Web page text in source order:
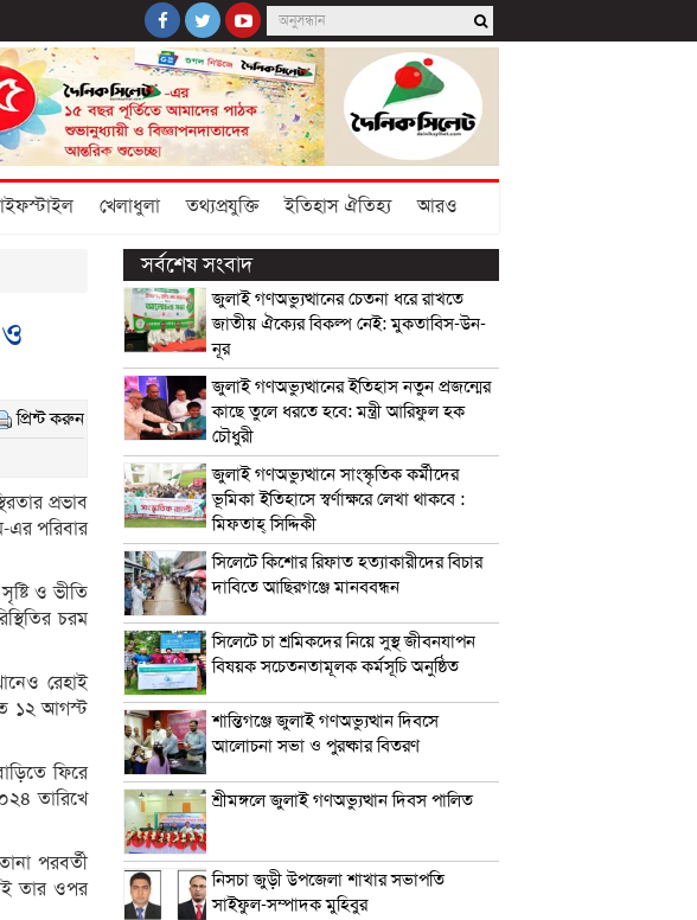
খেলাধুলা তথ্যপ্রযুক্তি ইতিহাস ঐতিহ্য আরও
প্রিন্ট করুন
প্রভাব
এর পরিবার
ও ভীতি
চরম
রেহাই
১২ আগস্ট
ফিরে
তারিখে
পরবর্তী
তার ওপর
সর্বশেষ সংবাদ
জুলাই গণঅভ্যুত্থানের চেতনা ধরে রাখতে
জাতীয় ঐক্যের বিকল্প নেই: মুকতাবিস-উন-
নূর
জুলাই গণঅভ্যুত্থানের ইতিহাস নতুন প্রজন্মের
কাছে তুলে ধরতে হবে: মন্ত্রী আরিফুল হক
চৌধুরী
জুলাই গণঅভ্যুত্থানে সাংস্কৃতিক কর্মীদের
ভূমিকা ইতিহাসে স্বর্ণাক্ষরে লেখা থাকবে :
মিফতাহ্ সিদ্দিকী
সিলেটে কিশোর রিফাত হত্যাকারীদের বিচার
দাবিতে আছিরগঞ্জে মানববন্ধন
সিলেটে চা শ্রমিকদের নিয়ে সুস্থ জীবনযাপন
বিষয়ক সচেতনতামূলক কর্মসূচি অনুষ্ঠিত
শান্তিগঞ্জে জুলাই গণঅভ্যুত্থান দিবসে
আলোচনা সভা ও পুরষ্কার বিতরণ
শ্রীমঙ্গলে জুলাই গণঅভ্যুত্থান দিবস পালিত
নিসচা জুড়ী উপজেলা শাখার সভাপতি
সাইফুল-সম্পাদক মুহিবুর